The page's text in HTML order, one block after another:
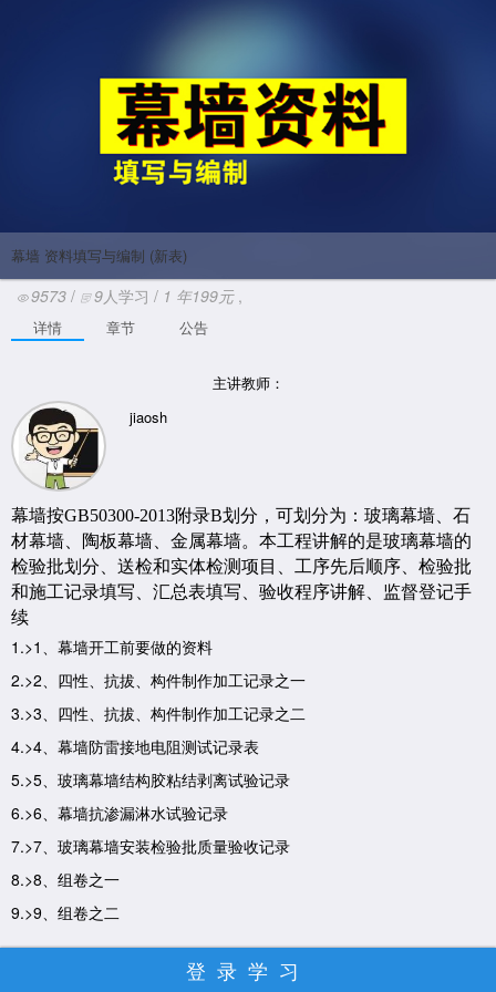
幕墙 资料填写与编制 (新表)
9573 / 9人学习 / 1 年199元 ,
详情 章节 公告
主讲教师：
jiaosh
幕墙按GB50300-2013附录B划分，可划分为：玻璃幕墙、石
材幕墙、陶板幕墙、金属幕墙。本工程讲解的是玻璃幕墙的
检验批划分、送检和实体检测项目、工序先后顺序、检验批
和施工记录填写、汇总表填写、验收程序讲解、监督登记手
续
1.>1、幕墙开工前要做的资料
2.>2、四性、抗拔、构件制作加工记录之一
3.>3、四性、抗拔、构件制作加工记录之二
4.>4、幕墙防雷接地电阻测试记录表
5.>5、玻璃幕墙结构胶粘结剥离试验记录
6.>6、幕墙抗渗漏淋水试验记录
7.>7、玻璃幕墙安装检验批质量验收记录
8.>8、组卷之一
9.>9、组卷之二
登录学习